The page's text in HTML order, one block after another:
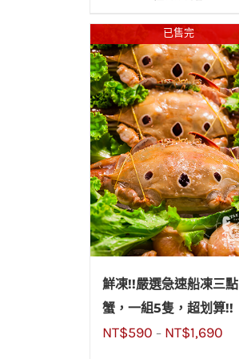
已售完
鮮凍!!嚴選急速船凍三點
蟹，一組5隻，超划算!!
NT$590 – NT$1,690